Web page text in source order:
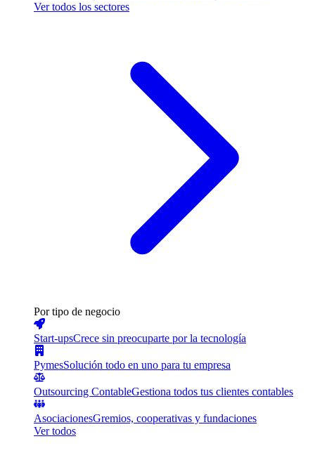
Ver todos los sectores
Por tipo de negocio
Start-upsCrece sin preocuparte por la tecnología
PymesSolución todo en uno para tu empresa
Outsourcing ContableGestiona todos tus clientes contables
AsociacionesGremios, cooperativas y fundaciones
Ver todos